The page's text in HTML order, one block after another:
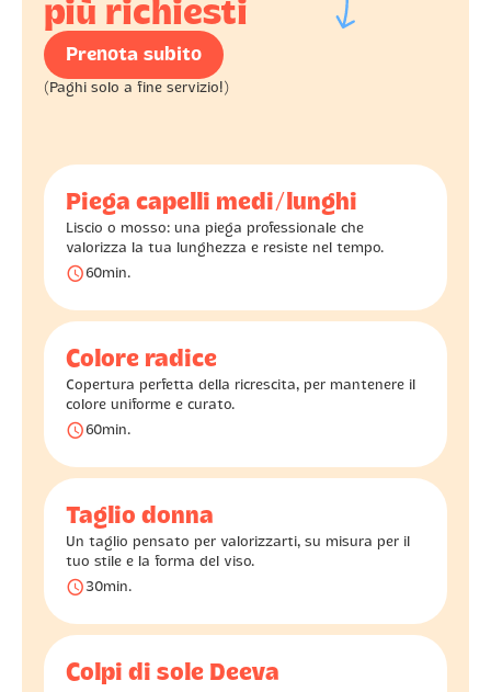
più richiesti
Prenota subito
(Paghi solo a fine servizio!)
Piega capelli medi/lunghi
Liscio o mosso: una piega professionale che
valorizza la tua lunghezza e resiste nel tempo.
󰅐 60min.
Colore radice
Copertura perfetta della ricrescita, per mantenere il
colore uniforme e curato.
󰅐 60min.
Taglio donna
Un taglio pensato per valorizzarti, su misura per il
tuo stile e la forma del viso.
󰅐 30min.
Colpi di sole Deeva